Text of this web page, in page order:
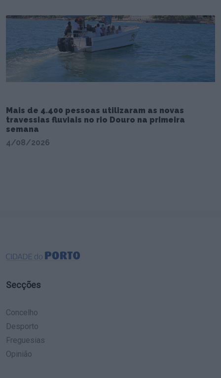
Mais de 4.400 pessoas utilizaram as novas
travessias fluviais no rio Douro na primeira
semana
4/08/2026
Secções
Concelho
Desporto
Freguesias
Opinião